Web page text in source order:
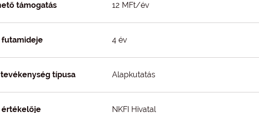
támogatás 12 MFt/év
futamideje 4 év
típusa Alapkutatás
értékelője NKFI Hivatal